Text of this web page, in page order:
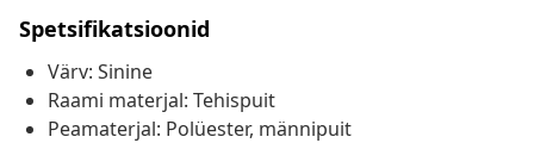
Spetsifikatsioonid
Värv: Sinine
Raami materjal: Tehispuit
Peamaterjal: Polüester, männipuit